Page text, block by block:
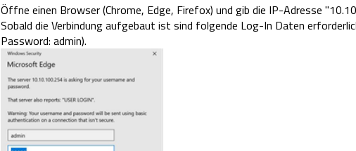
Öffne einen Browser (Chrome, Edge, Firefox) und gib die IP-Adresse
Sobald die Verbindung aufgebaut ist sind folgende Log-In Daten
Password: admin).